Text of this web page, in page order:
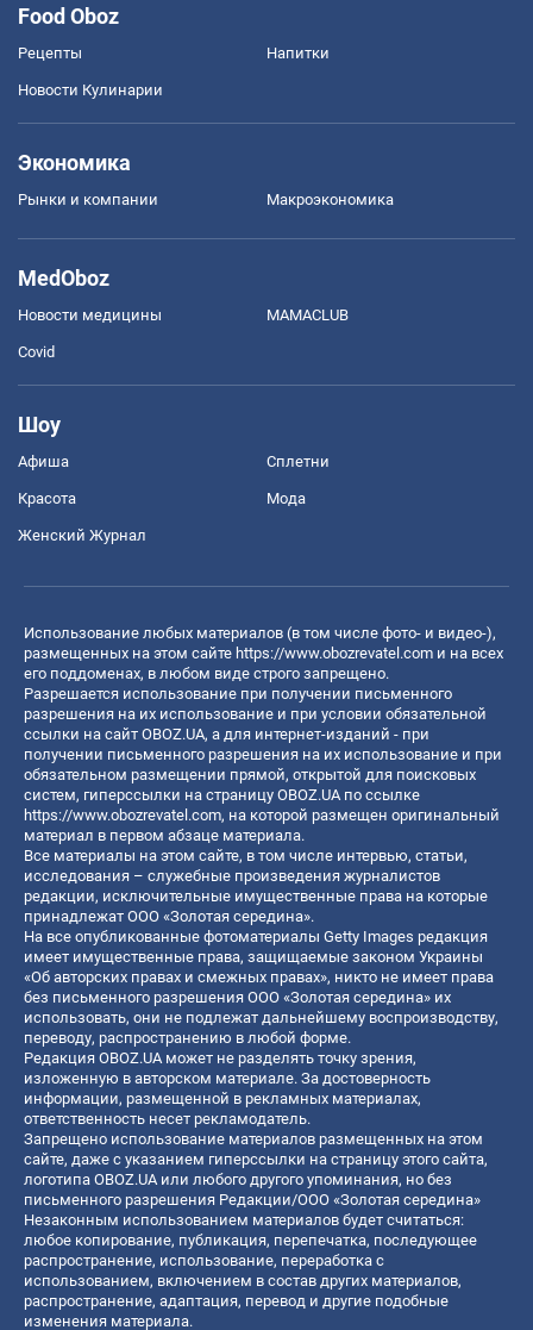
Food Oboz
Рецепты Напитки
Новости Кулинарии
Экономика
Рынки и компании Mакроэкономика
MedOboz
Новости медицины MAMACLUB
Covid
Шоу
Афиша Сплетни
Красота Мода
Женский Журнал
Использование любых материалов (в том числе фото- и видео-),
размещенных на этом сайте https://www.obozrevatel.com и на всех
его поддоменах, в любом виде строго запрещено.
Разрешается использование при получении письменного
разрешения на их использование и при условии обязательной
ссылки на сайт OBOZ.UA, а для интернет-изданий - при
получении письменного разрешения на их использование и при
обязательном размещении прямой, открытой для поисковых
систем, гиперссылки на страницу OBOZ.UA по ссылке
https://www.obozrevatel.com, на которой размещен оригинальный
материал в первом абзаце материала.
Все материалы на этом сайте, в том числе интервью, статьи,
исследования – служебные произведения журналистов
редакции, исключительные имущественные права на которые
принадлежат ООО «Золотая середина».
На все опубликованные фотоматериалы Getty Images редакция
имеет имущественные права, защищаемые законом Украины
«Об авторских правах и смежных правах», никто не имеет права
без письменного разрешения ООО «Золотая середина» их
использовать, они не подлежат дальнейшему воспроизводству,
переводу, распространению в любой форме.
Редакция OBOZ.UA может не разделять точку зрения,
изложенную в авторском материале. За достоверность
информации, размещенной в рекламных материалах,
ответственность несет рекламодатель.
Запрещено использование материалов размещенных на этом
сайте, даже с указанием гиперссылки на страницу этого сайта,
логотипа OBOZ.UA или любого другого упоминания, но без
письменного разрешения Редакции/ООО «Золотая середина»
Незаконным использованием материалов будет считаться:
любое копирование, публикация, перепечатка, последующее
распространение, использование, переработка с
использованием, включением в состав других материалов,
распространение, адаптация, перевод и другие подобные
изменения материала.